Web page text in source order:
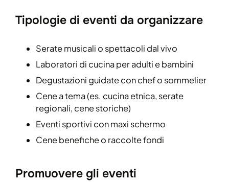
Tipologie di eventi da organizzare
Serate musicali o spettacoli dal vivo
Laboratori di cucina per adulti e bambini
Degustazioni guidate con chef o sommelier
Cene a tema (es. cucina etnica, serate
regionali, cene storiche)
Eventi sportivi con maxi schermo
Cene benefiche o raccolte fondi
Promuovere gli eventi